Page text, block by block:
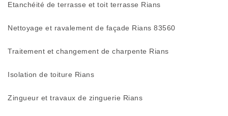
Etanchéité de terrasse et toit terrasse Rians
Nettoyage et ravalement de façade Rians 83560
Traitement et changement de charpente Rians
Isolation de toiture Rians
Zingueur et travaux de zinguerie Rians